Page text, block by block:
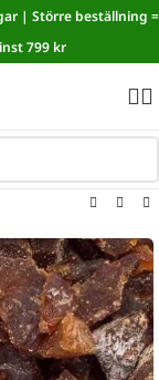
% av från alla
| Större beställning =
799 kr